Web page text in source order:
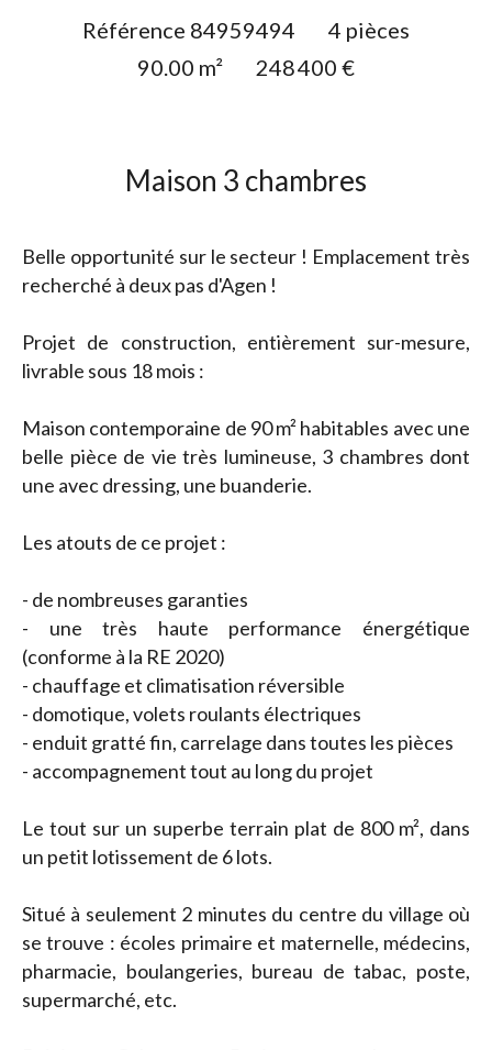
Référence 84959494
4 pièces
90.00 m² 248 400 €
Maison 3 chambres
Belle opportunité sur le secteur ! Emplacement très
recherché à deux pas d'Agen !
Projet de construction, entièrement sur-mesure,
livrable sous 18 mois :
Maison contemporaine de 90 m² habitables avec une
belle pièce de vie très lumineuse, 3 chambres dont
une avec dressing, une buanderie.
Les atouts de ce projet :
- de nombreuses garanties
- une très haute performance énergétique
(conforme à la RE 2020)
- chauffage et climatisation réversible
- domotique, volets roulants électriques
- enduit gratté fin, carrelage dans toutes les pièces
- accompagnement tout au long du projet
Le tout sur un superbe terrain plat de 800 m², dans
un petit lotissement de 6 lots.
Situé à seulement 2 minutes du centre du village où
se trouve : écoles primaire et maternelle, médecins,
pharmacie, boulangeries, bureau de tabac, poste,
supermarché, etc.